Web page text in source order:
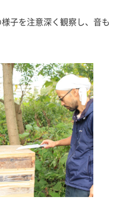
子を注意深く観察し、音も